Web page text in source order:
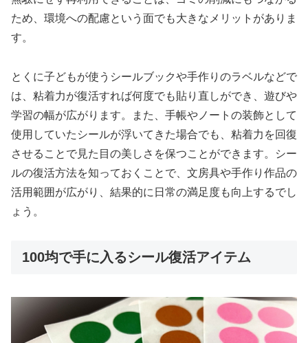
ため、環境への配慮という面でも大きなメリットがありま
す。
とくに子どもが使うシールブックや手作りのラベルなどで
は、粘着力が復活すれば何度でも貼り直しができ、遊びや
学習の幅が広がります。また、手帳やノートの装飾として
使用していたシールが浮いてきた場合でも、粘着力を回復
させることで見た目の美しさを保つことができます。シー
ルの復活方法を知っておくことで、文房具や手作り作品の
活用範囲が広がり、結果的に日常の満足度も向上するでし
ょう。
100均で手に入るシール復活アイテム